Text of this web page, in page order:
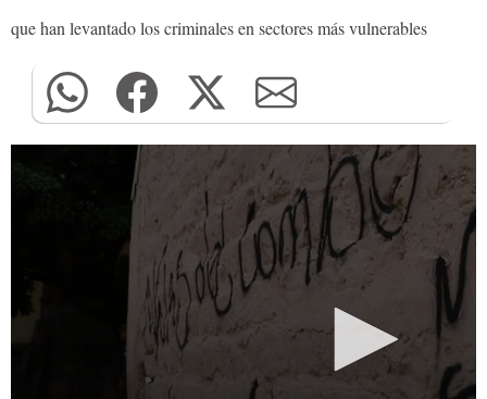
que han levantado los criminales en sectores más vulnerables